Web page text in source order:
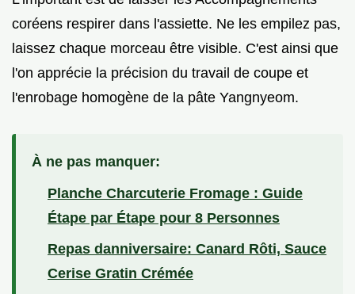
coréens respirer dans l'assiette. Ne les empilez pas,
laissez chaque morceau être visible. C'est ainsi que
l'on apprécie la précision du travail de coupe et
l'enrobage homogène de la pâte Yangnyeom.
À ne pas manquer:
Planche Charcuterie Fromage : Guide
Étape par Étape pour 8 Personnes
Repas danniversaire: Canard Rôti, Sauce
Cerise Gratin Crémée